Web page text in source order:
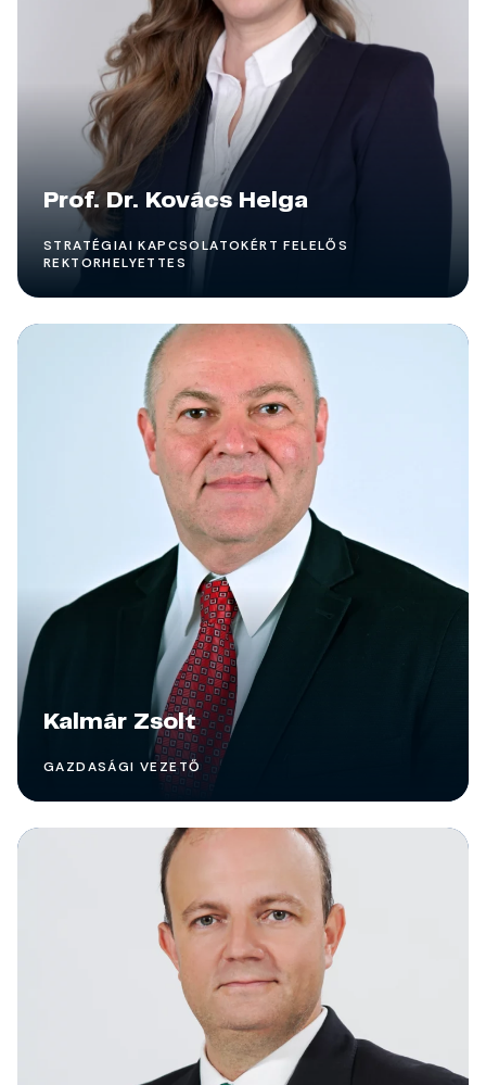
Prof. Dr. Kovács Helga
STRATÉGIAI KAPCSOLATOKÉRT FELELŐS
REKTORHELYETTES
Kalmár Zsolt
GAZDASÁGI VEZETŐ